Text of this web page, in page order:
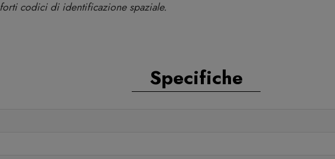
codici di identificazione spaziale.
Specifiche